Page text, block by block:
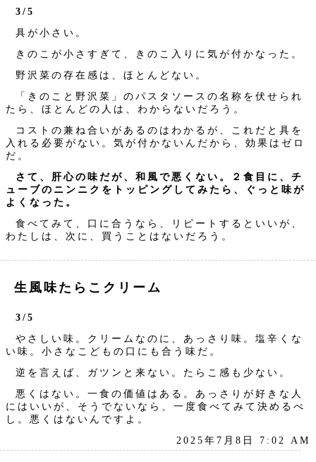
3/5
具が小さい。
きのこが小さすぎて、きのこ入りに気が付かなった。
野沢菜の存在感は、ほとんどない。
「きのこと野沢菜」のパスタソースの名称を伏せられ
たら、ほとんどの人は、わからないだろう。
コストの兼ね合いがあるのはわかるが、これだと具を
入れる必要がない。気が付かないんだから、効果はゼロ
だ。
さて、肝心の味だが、和風で悪くない。２食目に、チ
ューブのニンニクをトッピングしてみたら、ぐっと味が
よくなった。
食べてみて、口に合うなら、リピートするといいが、
わたしは、次に、買うことはないだろう。
生風味たらこクリーム
3/5
やさしい味。クリームなのに、あっさり味。塩辛くな
い味。小さなこどもの口にも合う味だ。
逆を言えば、ガツンと来ない。たらこ感も少ない。
悪くはない。一食の価値はある。あっさりが好きな人
にはいいが、そうでないなら、一度食べてみて決めるべ
し。悪くはないんですよ。
2025年7月8日 7:02 AM